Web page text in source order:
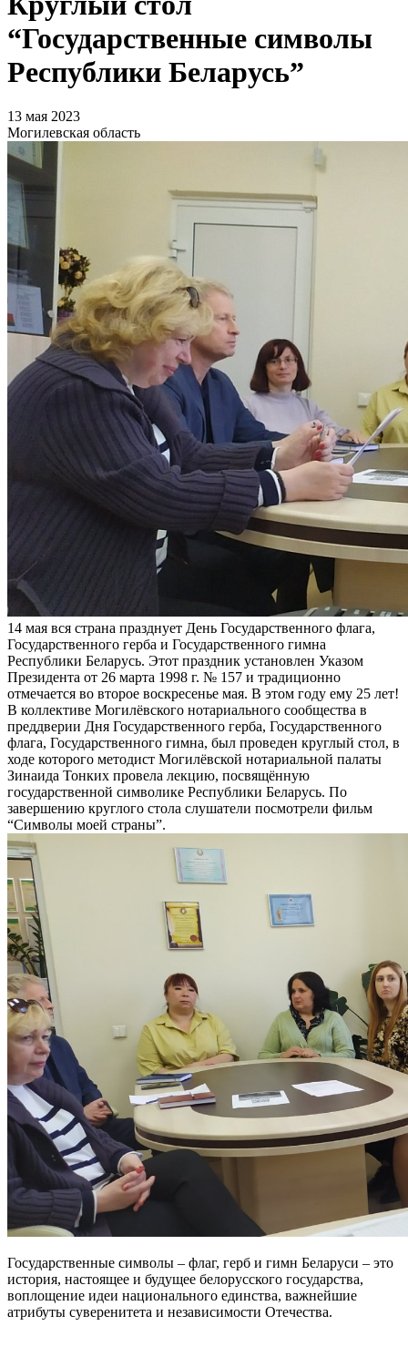
“Государственные символы
Республики Беларусь”
13 мая 2023
Могилевская область
14 мая вся страна празднует День Государственного флага,
Государственного герба и Государственного гимна
Республики Беларусь. Этот праздник установлен Указом
Президента от 26 марта 1998 г. № 157 и традиционно
отмечается во второе воскресенье мая. В этом году ему 25 лет!
В коллективе Могилёвского нотариального сообщества в
преддверии Дня Государственного герба, Государственного
флага, Государственного гимна, был проведен круглый стол, в
ходе которого методист Могилёвской нотариальной палаты
Зинаида Тонких провела лекцию, посвящённую
государственной символике Республики Беларусь. По
завершению круглого стола слушатели посмотрели фильм
“Символы моей страны”.
Государственные символы – флаг, герб и гимн Беларуси – это
история, настоящее и будущее белорусского государства,
воплощение идеи национального единства, важнейшие
атрибуты суверенитета и независимости Отечества.